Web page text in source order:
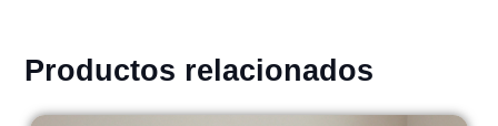
Productos relacionados